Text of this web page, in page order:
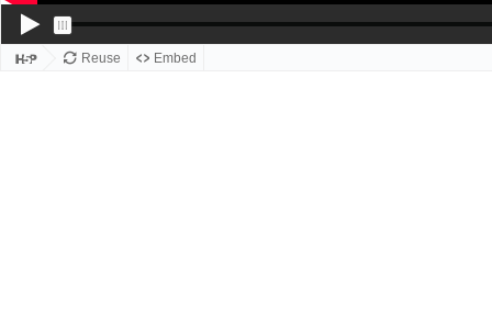
Reuse Embed